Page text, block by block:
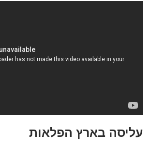
עליסה בארץ הפלאות